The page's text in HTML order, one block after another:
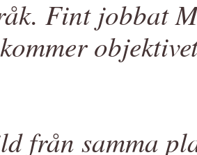
Fint jobbat
kommer
från samma